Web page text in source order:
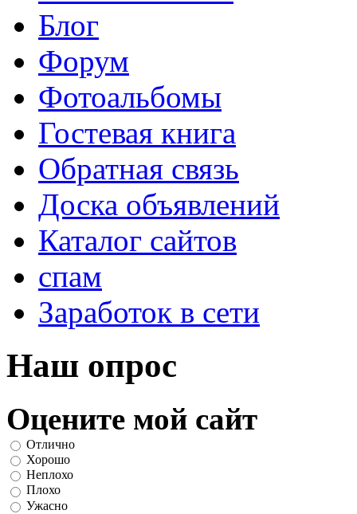
Блог
Форум
Фотоальбомы
Гостевая книга
Обратная связь
Доска объявлений
Каталог сайтов
спам
Заработок в сети
Наш опрос
Оцените мой сайт
Отлично
Хорошо
Неплохо
Плохо
Ужасно